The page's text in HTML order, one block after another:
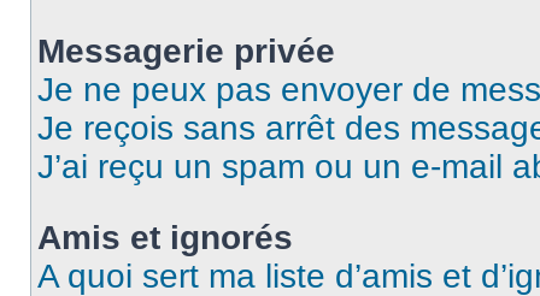
Messagerie privée
Je ne peux pas envoyer de
Je reçois sans arrêt des
J’ai reçu un spam ou un e-mail
Amis et ignorés
A quoi sert ma liste d’amis et